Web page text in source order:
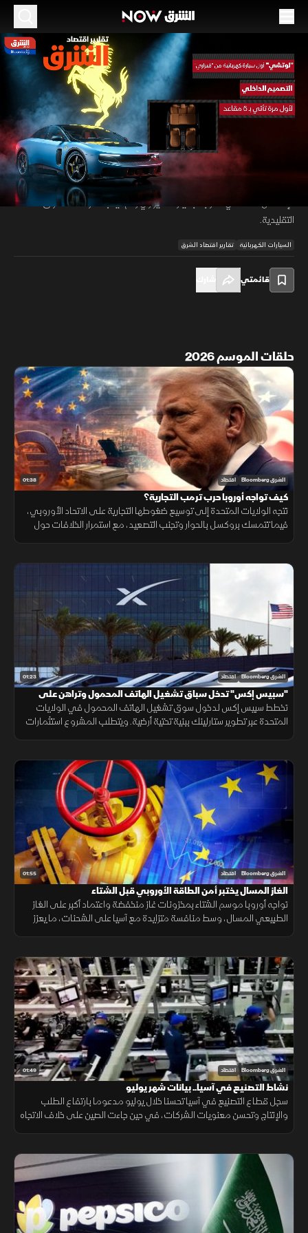
00:12 02:05
لوتشي.. أول سيارة كهربائية بالكامل من فيراري
26 مايو 2026 02:05 اقتصاد
تقارير اقتصاد الشرق
أطلقت فيراري سيارة لوتشي كأول طراز كهربائي بالكامل في تاريخ الشركة مع
تصميم مختلف يضم خمسة مقاعد وهيكلا انسيابيا يعتمد على منصة كهربائية
جديدة. وتقدم السيارة أداء قويا وسرعة مرتفعة مع نظام صوتي خاص يعزز
الإحساس العاطفي المرتبط بسيارات فيراري رغم غياب محركات الاحتراق
التقليدية.
السيارات الكهربائية تقارير اقتصاد الشرق
قائمتي
حلقات الموسم 2026
01:38 الشرق Bloomberg اقتصاد
كيف تواجه أوروبا حرب ترمب التجارية؟
تتجه الولايات المتحدة إلى توسيع ضغوطها التجارية على الاتحاد الأوروبي،
فيما تتمسك بروكسل بالحوار وتجنب التصعيد، مع استمرار الخلافات حول
01:23 الشرق Bloomberg اقتصاد
"سبيس إكس" تدخل سباق تشغيل الهاتف المحمول وتراهن على
"ستارلينك"
تخطط سبيس إكس لدخول سوق تشغيل الهاتف المحمول في الولايات
المتحدة عبر تطوير ستارلينك ببنية تحتية أرضية. ويتطلب المشروع استثمارات
01:55 الشرق Bloomberg اقتصاد
الغاز المسال يختبر أمن الطاقة الأوروبي قبل الشتاء
تواجه أوروبا موسم الشتاء بمخزونات غاز منخفضة واعتماد أكبر على الغاز
الطبيعي المسال، وسط منافسة متزايدة مع آسيا على الشحنات، ما يعزز
01:49 الشرق Bloomberg اقتصاد
نشاط التصنيع في آسيا.. بيانات شهر يوليو
سجل قطاع التصنيع في آسيا تحسنا خلال يوليو مدعوما بارتفاع الطلب
والإنتاج وتحسن معنويات الشركات، في حين جاءت الصين على خلاف الاتجاه